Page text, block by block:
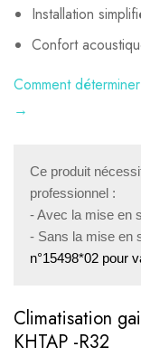
Installation
Confort
Comment
→
Ce produit
professionnel :
- Avec la mise en
- Sans la mise en
n°15498*02 pour
Climatisation
KHTAP -R32